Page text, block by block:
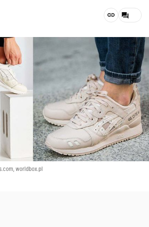
worldbox.pl